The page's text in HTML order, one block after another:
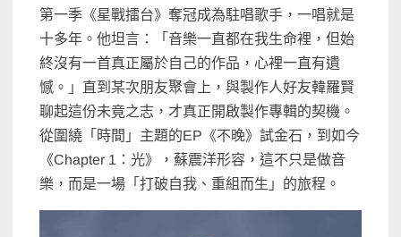
第一季《星戰擂台》奪冠成為駐唱歌手，一唱就是
十多年。他坦言：「音樂一直都在我生命裡，但始
終沒有一首真正屬於自己的作品，心裡一直有遺
憾。」直到某次朋友聚會上，與製作人好友韓羅賢
聊起這份未竟之志，才真正開啟製作專輯的契機。
從圍繞「時間」主題的EP《不晚》試金石，到如今
《Chapter 1：光》，蘇震洋形容，這不只是做音
樂，而是一場「打破自我、重組而生」的旅程。